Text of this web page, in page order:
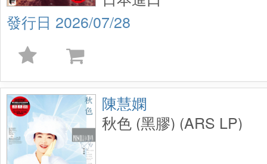
2026/07/28
陳慧嫻
秋色 (黑膠) (ARS LP)